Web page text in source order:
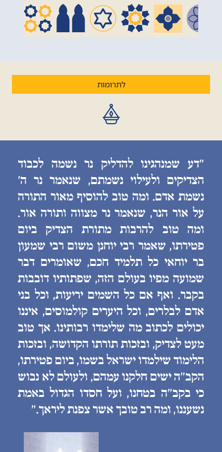
לתרומות
״דע שמנהגינו להדליק נר נשמה לכבוד
הצדיקים ולעילוי נשמתם, שנאמר נר ה׳
נשמת אדם. ומה טוב להוסיף מאור התורה
על אור הנר, שנאמר נר מצווה ותורה אור.
ומה טוב להרבות מתורת הצדיק ביום
פטירתו, שאמר רבי יוחנן משום רבי שמעון
בר יוחאי כל תלמיד חכם, שאומרים דבר
שמועה מפיו בעולם הזה, שפתותיו דובבות
בקבר. ואף אם כל השמים יריעות, וכל בני
אדם לבלרים, וכל היערים קולמוסים, איננו
יכולים לכתוב מה שלימדו רבותינו. אך טוב
מעט לצדיק, ובזכות תורתו הקדושה, ובזכות
הלימוד שילמדו ישראל בשמו, ביום פטירתו,
הקב״ה ישים חלקנו עמהם, ולעולם לא נבוש
כי בקב״ה בטחנו, ועל חסדו הגדול באמת
נשעננו, ומה רב טובך אשר צפנת ליראך.״